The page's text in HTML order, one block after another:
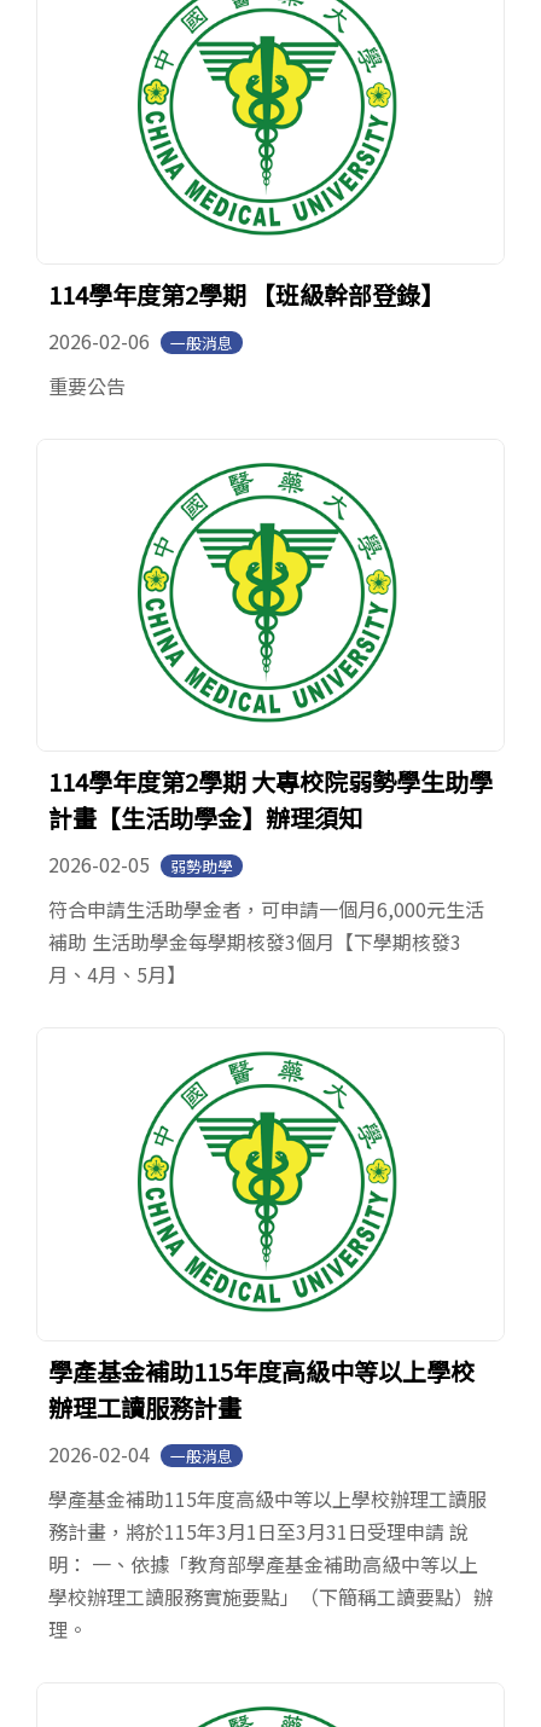
114學年度第2學期 【班級幹部登錄】
2026-02-06 一般消息
重要公告
114學年度第2學期 大專校院弱勢學生助學
計畫【生活助學金】辦理須知
2026-02-05 弱勢助學
符合申請生活助學金者，可申請一個月6,000元生活
補助 生活助學金每學期核發3個月【下學期核發3
月、4月、5月】
學產基金補助115年度高級中等以上學校
辦理工讀服務計畫
2026-02-04 一般消息
學產基金補助115年度高級中等以上學校辦理工讀服
務計畫，將於115年3月1日至3月31日受理申請 說
明： 一、依據「教育部學產基金補助高級中等以上
學校辦理工讀服務實施要點」（下簡稱工讀要點）辦
理。